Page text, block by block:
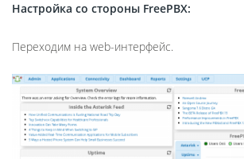
Настройка со стороны FreePBX:
Переходим на web-интерфейс.